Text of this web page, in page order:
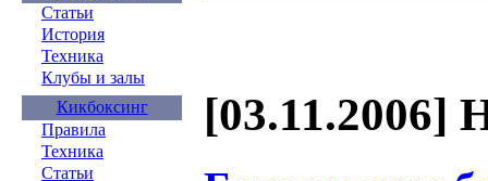
Статьи
История
Техника
Клубы и залы
Кикбоксинг
Правила
Техника
Статьи
[03.11.2006]